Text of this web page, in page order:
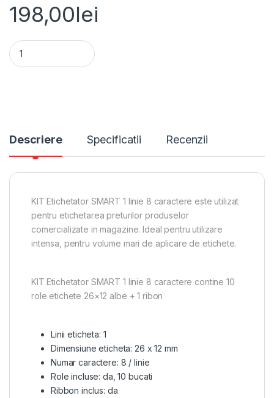
198,00lei
KIT Etichetator SMART 1 linie 8 caractere quantity
Descriere Specificatii Recenzii
KIT Etichetator SMART 1 linie 8 caractere este utilizat
pentru etichetarea preturilor produselor
comercializate in magazine. Ideal pentru utilizare
intensa, pentru volume mari de aplicare de etichete.
KIT Etichetator SMART 1 linie 8 caractere contine 10
role etichete 26×12 albe + 1 ribon
Linii eticheta: 1
Dimensiune eticheta: 26 x 12 mm
Numar caractere: 8 / linie
Role incluse: da, 10 bucati
Ribbon inclus: da